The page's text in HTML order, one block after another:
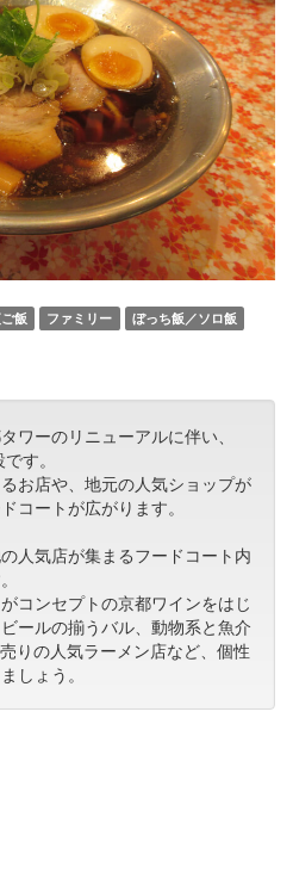
飯 ファミリー
ぼっち飯／ソロ飯
ワーのリニューアルに伴い、
す。
お店や、地元の人気ショップが
コートが広がります。
人気店が集まるフードコート内
コンセプトの京都ワインをはじ
ールの揃うバル、動物系と魚介
りの人気ラーメン店など、個性
しょう。